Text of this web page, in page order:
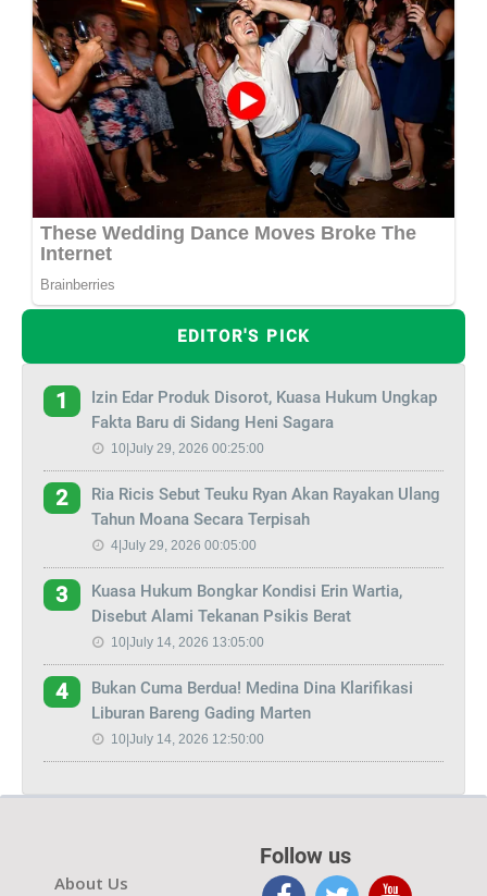
EDITOR'S PICK
1
Izin Edar Produk Disorot, Kuasa Hukum Ungkap
Fakta Baru di Sidang Heni Sagara
10|July 29, 2026 00:25:00
2
Ria Ricis Sebut Teuku Ryan Akan Rayakan Ulang
Tahun Moana Secara Terpisah
4|July 29, 2026 00:05:00
3
Kuasa Hukum Bongkar Kondisi Erin Wartia,
Disebut Alami Tekanan Psikis Berat
10|July 14, 2026 13:05:00
4
Bukan Cuma Berdua! Medina Dina Klarifikasi
Liburan Bareng Gading Marten
10|July 14, 2026 12:50:00
About Us
Follow us